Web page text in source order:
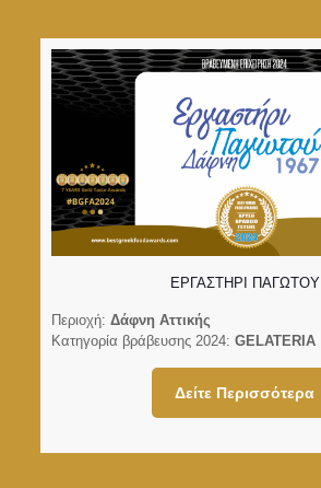
ΕΡΓΑΣΤΗΡΙ ΠΑΓΩΤΟΥ
Περιοχή: Δάφνη Αττικής
Κατηγορία βράβευσης 2024: GELATERIA
Δείτε Περισσότερα